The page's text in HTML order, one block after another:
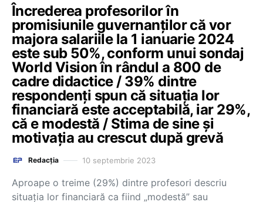
Încrederea profesorilor în
promisiunile guvernanților că vor
majora salariile la 1 ianuarie 2024
este sub 50%, conform unui sondaj
World Vision în rândul a 800 de
cadre didactice / 39% dintre
respondenți spun că situația lor
financiară este acceptabilă, iar 29%,
că e modestă / Stima de sine și
motivația au crescut după grevă
Redacția 10 septembrie 2023
Aproape o treime (29%) dintre profesori descriu
situația lor financiară ca fiind „modestă” sau